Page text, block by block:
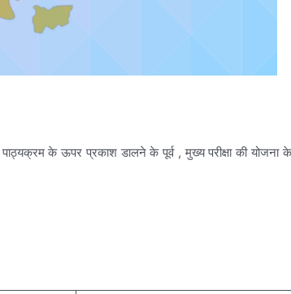
के ऊपर प्रकाश डालने के पूर्व , मुख्य परीक्षा की योजना के